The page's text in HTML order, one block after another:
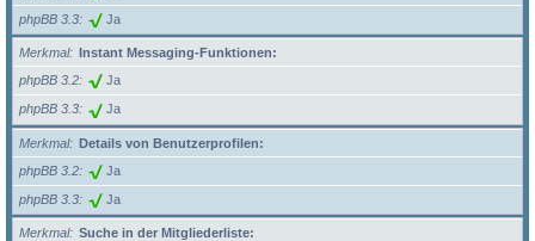
phpBB 3.3 Ja
Merkmal
Instant Messaging-Funktionen:
phpBB 3.2
Ja
phpBB 3.3 Ja
Merkmal
Details von Benutzerprofilen:
phpBB 3.2
Ja
phpBB 3.3 Ja
Merkmal
Suche in der Mitgliederliste: